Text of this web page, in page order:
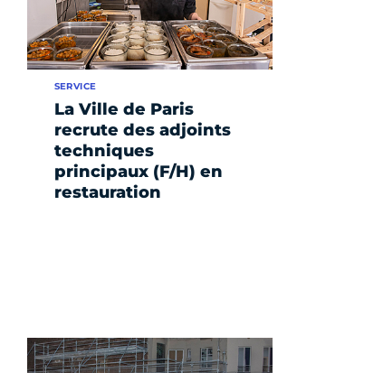
La Ville de Paris
recrute des adjoints
techniques
principaux (F/H) en
restauration
SERVICE